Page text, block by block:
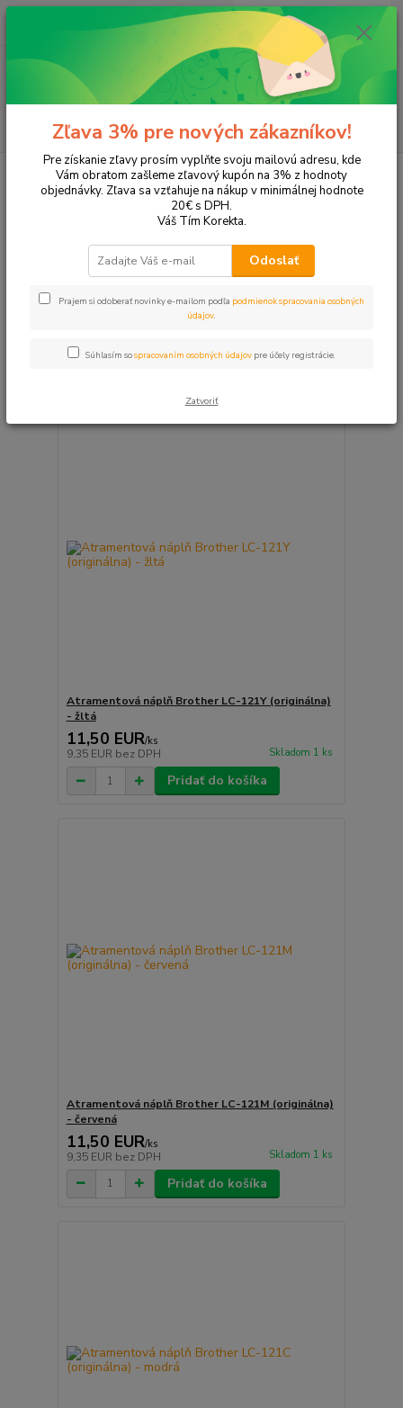
Hľadať
ks
za 0,00 EUR
Tonery a náplne do tlačiarní Brother DCP-J152W
Upresniť parametre
Najdrahšie
Zobrazujem 1-4 z 4
Atramentová náplň Brother LC-121Y (originálna)
- žltá
11,50 EUR/ks
9,35 EUR bez DPH Skladom 1 ks
Pridať do košíka
Atramentová náplň Brother LC-121M (originálna)
- červená
11,50 EUR/ks
9,35 EUR bez DPH Skladom 1 ks
Pridať do košíka
Zľava 3% pre nových zákazníkov!
Pre získanie zľavy prosím vyplňte svoju mailovú adresu, kde
Vám obratom zašleme zľavový kupón na 3% z hodnoty
objednávky. Zľava sa vzťahuje na nákup v minimálnej hodnote
20€ s DPH.
Váš Tím Korekta.
Odoslať
Prajem si odoberať novinky e-mailom podľa podmienok spracovania osobných
údajov.
Súhlasím sospracovaním osobných údajov pre účely registrácie.
Zatvoriť